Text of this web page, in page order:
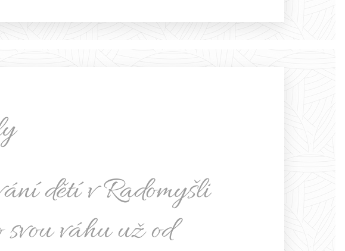
dětí v Radomyšli
svou váhu už od